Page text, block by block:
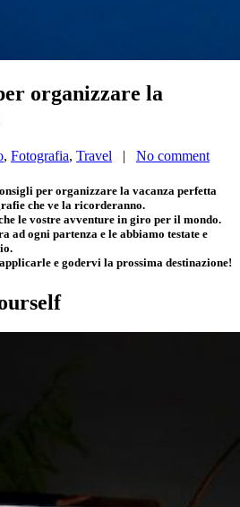
organizzare la
, Fotografia, Travel | No comment
per organizzare la vacanza perfetta
che ve la ricorderanno.
le vostre avventure in giro per il mondo.
ad ogni partenza e le abbiamo testate e
e godervi la prossima destinazione!